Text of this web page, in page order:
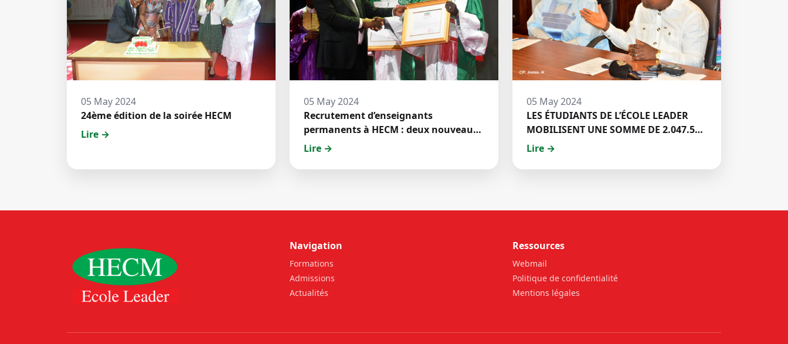
05 May 2024
24ème édition de la soirée HECM
Lire →
05 May 2024
Recrutement d’enseignants
permanents à HECM : deux nouveaux
jeunes docteurs ont prêté́ serment
Lire →
05 May 2024
LES ÉTUDIANTS DE L’ÉCOLE LEADER
MOBILISENT UNE SOMME DE 2.047.500
FCFA POUR LE FONDS ZÉRO
REPRESENTANT DES ETUDIANTS DE
Lire →
Navigation
Formations
Admissions
Actualités
Ressources
Webmail
Politique de confidentialité
Mentions légales